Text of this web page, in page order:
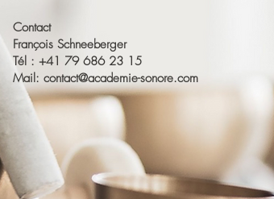
Contact
François Schneeberger
Tél : +41 79 686 23 15
Mail: contact@academie-sonore.com